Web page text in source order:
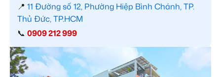
📍 11 Đường số 12, Phường Hiệp Bình Chánh, TP.
Thủ Đức, TP.HCM
📞 0909 212 999